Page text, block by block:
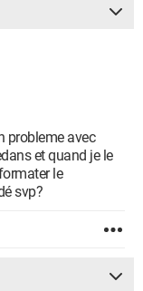
probleme avec
et quand je le
le
svp?